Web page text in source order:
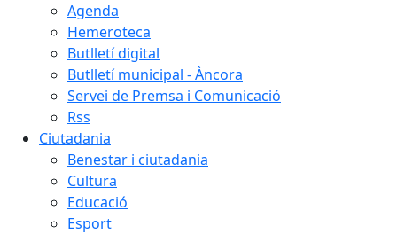
Agenda
Hemeroteca
Butlletí digital
Butlletí municipal - Àncora
Servei de Premsa i Comunicació
Rss
Ciutadania
Benestar i ciutadania
Cultura
Educació
Esport